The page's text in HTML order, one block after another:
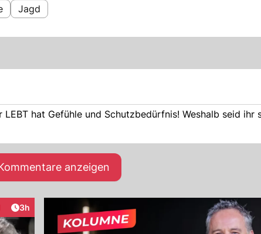
Jagd
hat Gefühle und Schutzbedürfnis! Weshalb seid ihr
anzeigen
Artikel veröffentlicht:
3h